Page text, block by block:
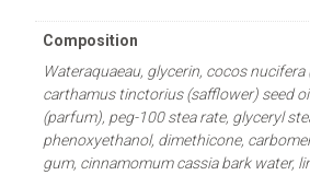
Composition
Wateraquaeau, glycerin, cocos
carthamus tinctorius (safflower) seed
(parfum), peg-100 stea rate, glyceryl
phenoxyethanol, dimethicone,
gum, cinnamomum cassia bark water,